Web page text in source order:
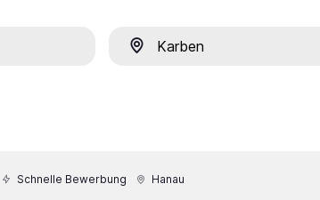
Schnelle Bewerbung Hanau